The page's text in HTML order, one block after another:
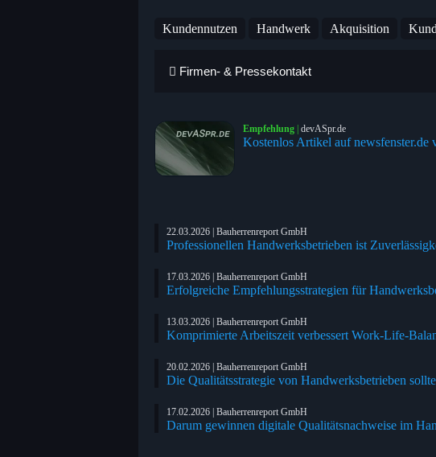
Kundennutzen Handwerk Akquisition
Firmen- & Pressekontakt
Empfehlung | devASpr.de
Kostenlos Artikel auf newsfenster.de
22.03.2026 | Bauherrenreport GmbH
Professionellen Handwerksbetrieben ist
17.03.2026 | Bauherrenreport GmbH
Erfolgreiche Empfehlungsstrategien für
13.03.2026 | Bauherrenreport GmbH
Komprimierte Arbeitszeit verbessert Work-Life-
20.02.2026 | Bauherrenreport GmbH
Die Qualitätsstrategie von Handwerksbetrieben
17.02.2026 | Bauherrenreport GmbH
Darum gewinnen digitale Qualitätsnachweise im